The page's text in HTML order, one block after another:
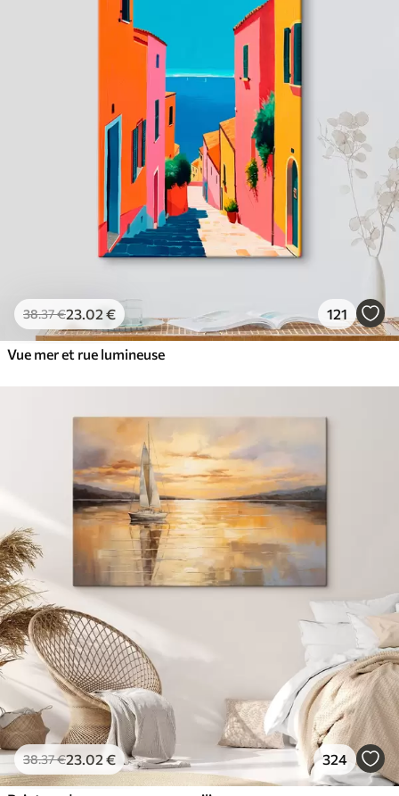
38.37€23.02 € 121
Vue mer et rue lumineuse
38.37€23.02 € 324